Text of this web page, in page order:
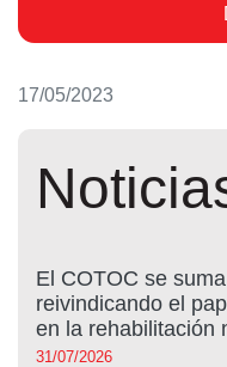
17/05/2023
El COTOC se
reivindicando el
en la rehabilitación
31/07/2026